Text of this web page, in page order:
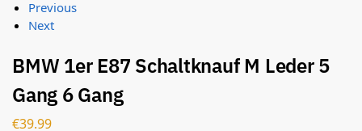
Previous
Next
BMW 1er E87 Schaltknauf M Leder 5
Gang 6 Gang
€39.99